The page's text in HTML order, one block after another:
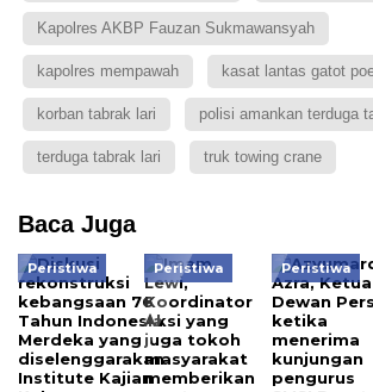
Kapolres AKBP Fauzan Sukmawansyah
kapolres mempawah kasat lantas gatot
korban tabrak lari polisi amankan terduga
terduga tabrak lari truk towing crane
Baca Juga
Peristiwa Peristiwa Peristiwa